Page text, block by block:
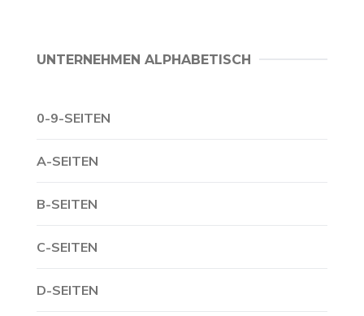
UNTERNEHMEN ALPHABETISCH
0-9-SEITEN
A-SEITEN
B-SEITEN
C-SEITEN
D-SEITEN